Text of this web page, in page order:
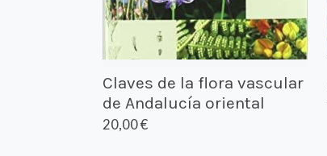
Claves de la flora vascular
de Andalucía oriental
20,00 €